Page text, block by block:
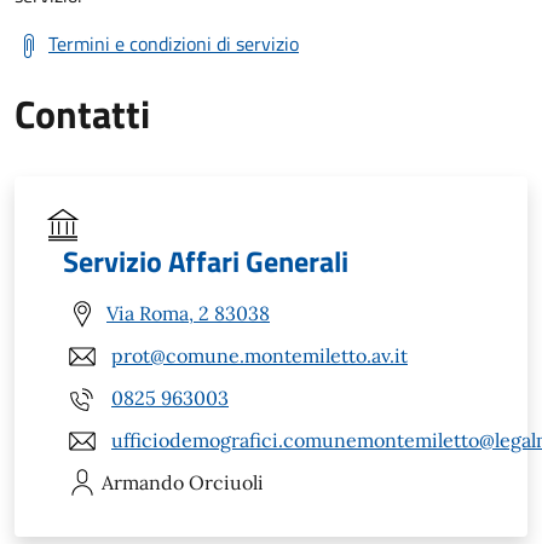
Termini e condizioni di servizio
Contatti
Servizio Affari Generali
Via Roma, 2 83038
prot@comune.montemiletto.av.it
0825 963003
Armando Orciuoli